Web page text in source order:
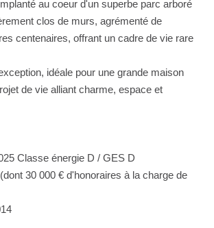
au coeur d'un superbe parc arboré
clos de murs, agrémenté de
centenaires, offrant un cadre de vie rare
idéale pour une grande maison
de vie alliant charme, espace et
Classe énergie D / GES D
30 000 € d'honoraires à la charge de